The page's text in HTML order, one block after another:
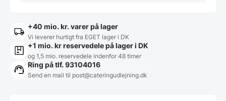
+40 mio. kr. varer på lager
Vi leverer hurtigt fra EGET lager i DK
+1 mio. kr reservedele på lager i DK
og 1,5 mio. reservedele indenfor 48 timer
Ring på tlf. 93104016
Send en mail til post@cateringudlejning.dk